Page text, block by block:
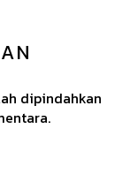
dipindahkan